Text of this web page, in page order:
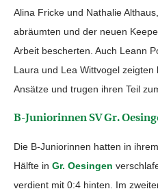
Alina Fricke und Nathalie
abräumten und der neuen
Arbeit bescherten. Auch Leann
Laura und Lea Wittvogel
Ansätze und trugen ihren Teil
B-Juniorinnen SV Gr.
Die B-Juniorinnen hatten in
Hälfte in Gr. Oesingen
verdient mit 0:4 hinten. Im